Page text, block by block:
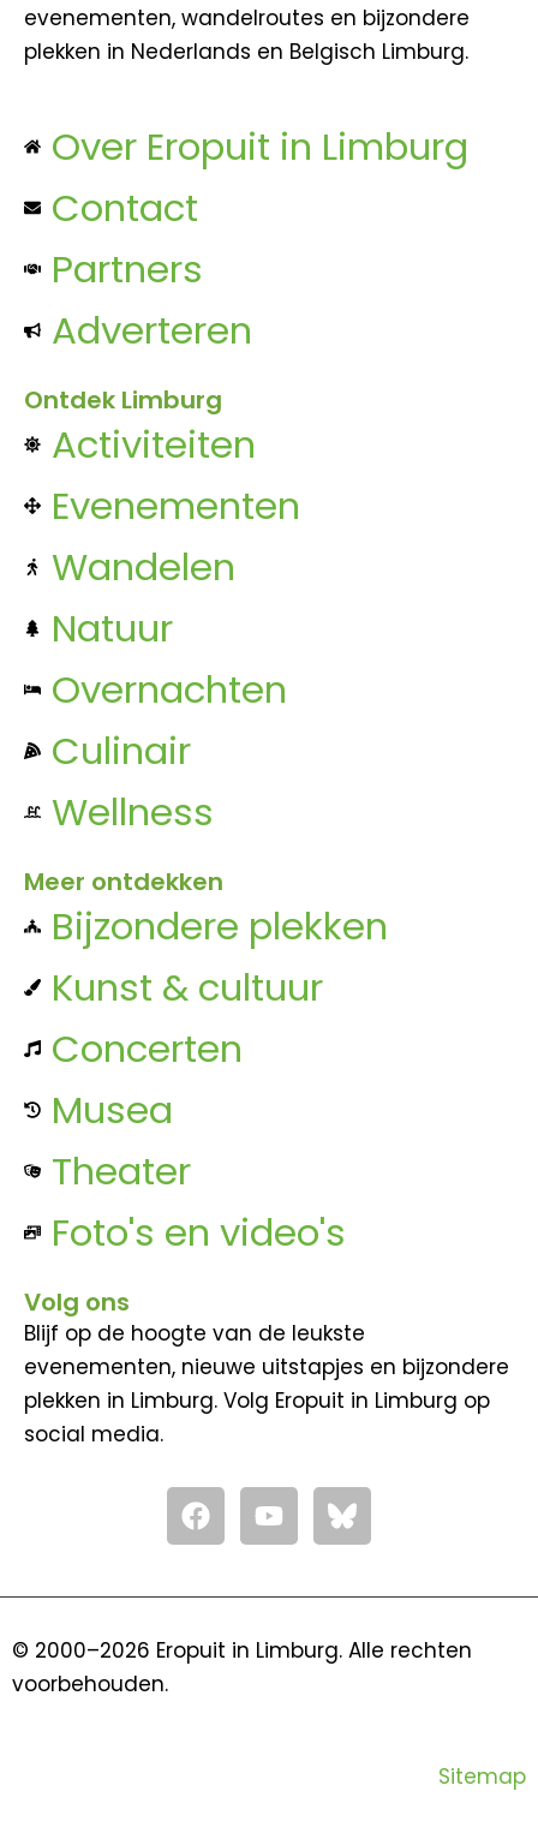
evenementen, wandelroutes en bijzondere
plekken in Nederlands en Belgisch Limburg.
Over Eropuit in Limburg
Contact
Partners
Adverteren
Ontdek Limburg
Activiteiten
Evenementen
Wandelen
Natuur
Overnachten
Culinair
Wellness
Meer ontdekken
Bijzondere plekken
Kunst & cultuur
Concerten
Musea
Theater
Foto's en video's
Volg ons
Blijf op de hoogte van de leukste
evenementen, nieuwe uitstapjes en bijzondere
plekken in Limburg. Volg Eropuit in Limburg op
social media.
F
a
c
o
Y
o
u
b
© 2000–2026 Eropuit in Limburg. Alle rechten
voorbehouden.
Sitemap